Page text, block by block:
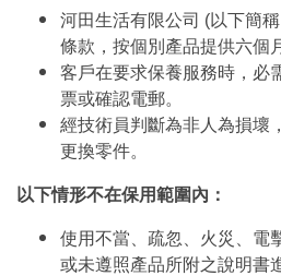
河田生活有限公司 (以下簡
條款，按個別產品提供六個
客戶在要求保養服務時，必
票或確認電郵。
經技術員判斷為非人為損壞
更換零件。
以下情形不在保用範圍內：
使用不當、疏忽、火災、電
或未遵照產品所附之說明書